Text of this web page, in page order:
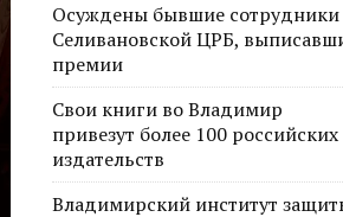
Осуждены бывшие сотрудники
Селивановской ЦРБ,
премии
Свои книги во Владимир
привезут более 100 российских
издательств
Владимирский институт